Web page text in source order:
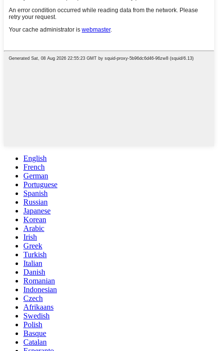
English
French
German
Portuguese
Spanish
Russian
Japanese
Korean
Arabic
Irish
Greek
Turkish
Italian
Danish
Romanian
Indonesian
Czech
Afrikaans
Swedish
Polish
Basque
Catalan